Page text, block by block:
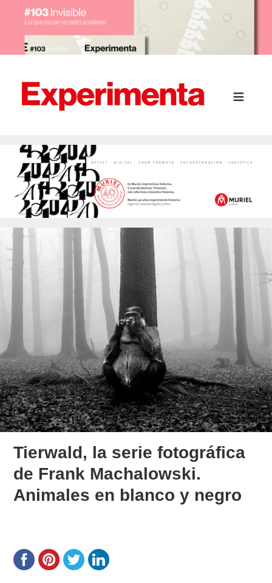
Tierwald, la serie fotográfica
de Frank Machalowski.
Animales en blanco y negro